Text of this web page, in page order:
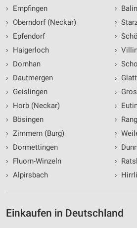
›
Empfingen
›
Oberndorf (Neckar)
›
Epfendorf
›
Haigerloch
›
Dornhan
›
Dautmergen
›
Geislingen
›
Horb (Neckar)
›
Bösingen
› Zimmern (Burg)
›
Dormettingen
›
Fluorn-Winzeln
› Alpirsbach
›
›
›
›
›
›
›
›
›
›
›
›
›
Einkaufen in Deutschland